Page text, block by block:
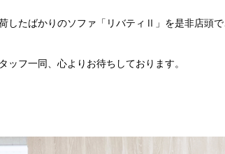
したばかりのソファ「リバティⅡ」を是非店頭で
ッフ一同、心よりお待ちしております。